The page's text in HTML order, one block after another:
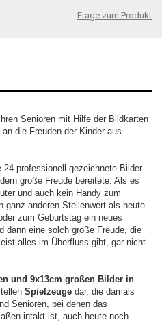
Frage zum Produkt
Senioren mit Hilfe der Bildkarten
an die Freuden der Kinder aus
professionell gezeichnete Bilder
große Freude bereitete. Als es
und auch kein Handy zum
anderen Stellenwert als heute.
zum Geburtstag ein neues
dann eine solch große Freude, die
alles im Überfluss gibt, gar nicht
und 9x13cm großen Bilder in
Spielzeuge dar, die damals
Senioren, bei denen das
intakt ist, auch heute noch